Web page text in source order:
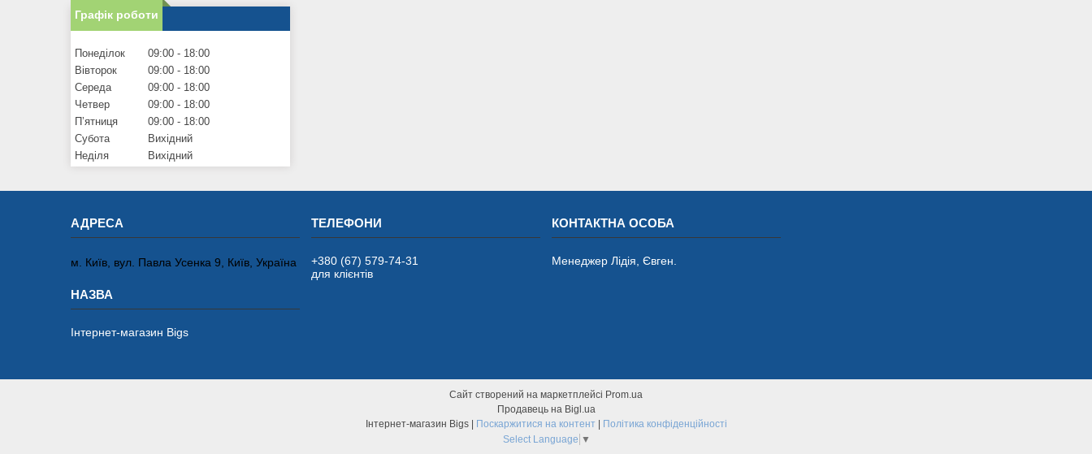
Графік роботи
Понеділок 09:00
18:00
Вівторок
09:00
18:00
Середа
09:00
18:00
Четвер
09:00
18:00
Пʼятниця
09:00
18:00
Субота
Вихідний
Неділя
Вихідний
м. Київ, вул. Павла Усенка 9, Київ, Україна
Інтернет-магазин Bigs
+380 (67) 579-74-31
для клієнтів
Менеджер Лідія, Євген.
Сайт створений на маркетплейсі Prom.ua
Продавець на Bigl.ua
Поскаржитися на контент
Політика конфіденційності
Select Language ▼